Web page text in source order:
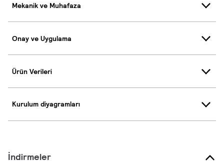
Mekanik ve Muhafaza
Onay ve Uygulama
Ürün Verileri
Kurulum diyagramları
İndirmeler